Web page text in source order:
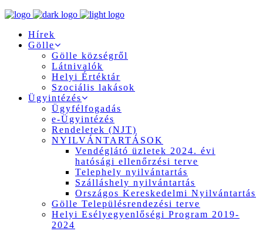
Hírek
Gölle
Gölle községről
Látnivalók
Helyi Értéktár
Szociális lakások
Ügyintézés
Ügyfélfogadás
e-Ügyintézés
Rendeletek (NJT)
NYILVÁNTARTÁSOK
Vendéglátó üzletek 2024. évi
hatósági ellenőrzési terve
Telephely nyilvántartás
Szálláshely nyilvántartás
Országos Kereskedelmi Nyilvántartás
Gölle Településrendezési terve
Helyi Esélyegyenlőségi Program 2019-
2024